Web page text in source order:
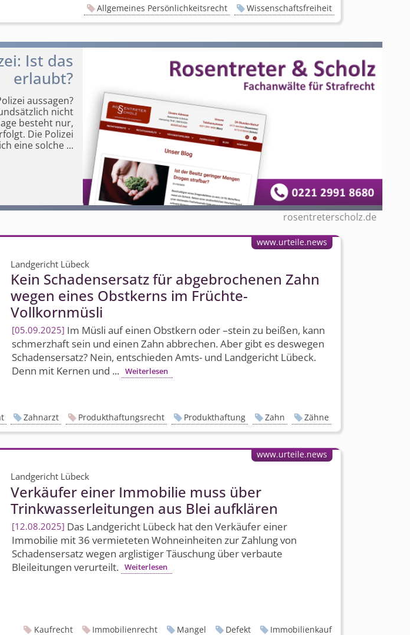
Allgemeines Persönlichkeitsrecht Wissenschaftsfreiheit
Ist das
erlaubt?
aussagen?
nicht
besteht nur,
Die Polizei
eine solche ...
rosentreterscholz.de
Landgericht Lübeck
Kein Schadensersatz für abgebrochenen Zahn
wegen eines Obstkerns im Früchte-
Vollkornmüsli
05.09.2025 Im Müsli auf einen Obstkern oder –stein zu beißen, kann
schmerzhaft sein und einen Zahn abbrechen. Aber gibt es deswegen
Schadensersatz? Nein, entschieden Amts- und Landgericht Lübeck.
Denn mit Kernen und ... Weiterlesen
www.urteile.news
Zahnarzt Produkthaftungsrecht Produkthaftung Zahn Zähne
Landgericht Lübeck
Verkäufer einer Immobilie muss über
Trinkwasser­leitungen aus Blei aufklären
12.08.2025 Das Landgericht Lübeck hat den Verkäufer einer
Immobilie mit 36 vermieteten Wohneinheiten zur Zahlung von
Schadensersatz wegen arglistiger Täuschung über verbaute
Bleileitungen verurteilt. Weiterlesen
www.urteile.news
Kaufrecht Immobilienrecht Mangel Defekt Immobilienkauf